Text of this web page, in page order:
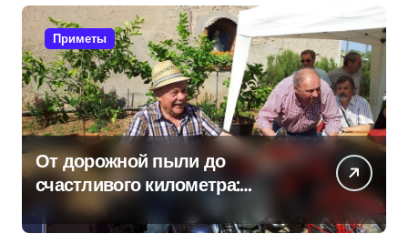
Приметы
От дорожной пыли до
счастливого километра:
самые распространенные
приметы мотоциклистов